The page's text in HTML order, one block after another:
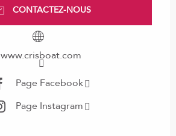
CONTACTEZ-NOUS
www.crisboat.com
Page Facebook
Page Instagram